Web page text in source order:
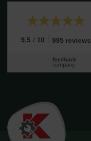
9.5 / 10 995 reviews